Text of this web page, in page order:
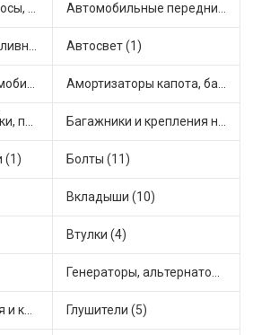
Автомобильные насосы, компрессоры и манометры (1) Автомобильные передние фары (2)
Автомобильные топливные насосы (1) Автосвет (1)
Аккумуляторы автомобильные (1) Амортизаторы капота, багажника (6)
Амортизаторы, стойки, подушки стоек (19) Багажники и крепления на крышу (1)
(1) Болты (11)
Вкладыши (10)
Втулки (4)
Генераторы, альтернаторы и комплектующие (21)
Гидроусилитель руля и комплектующие (1) Глушители (5)